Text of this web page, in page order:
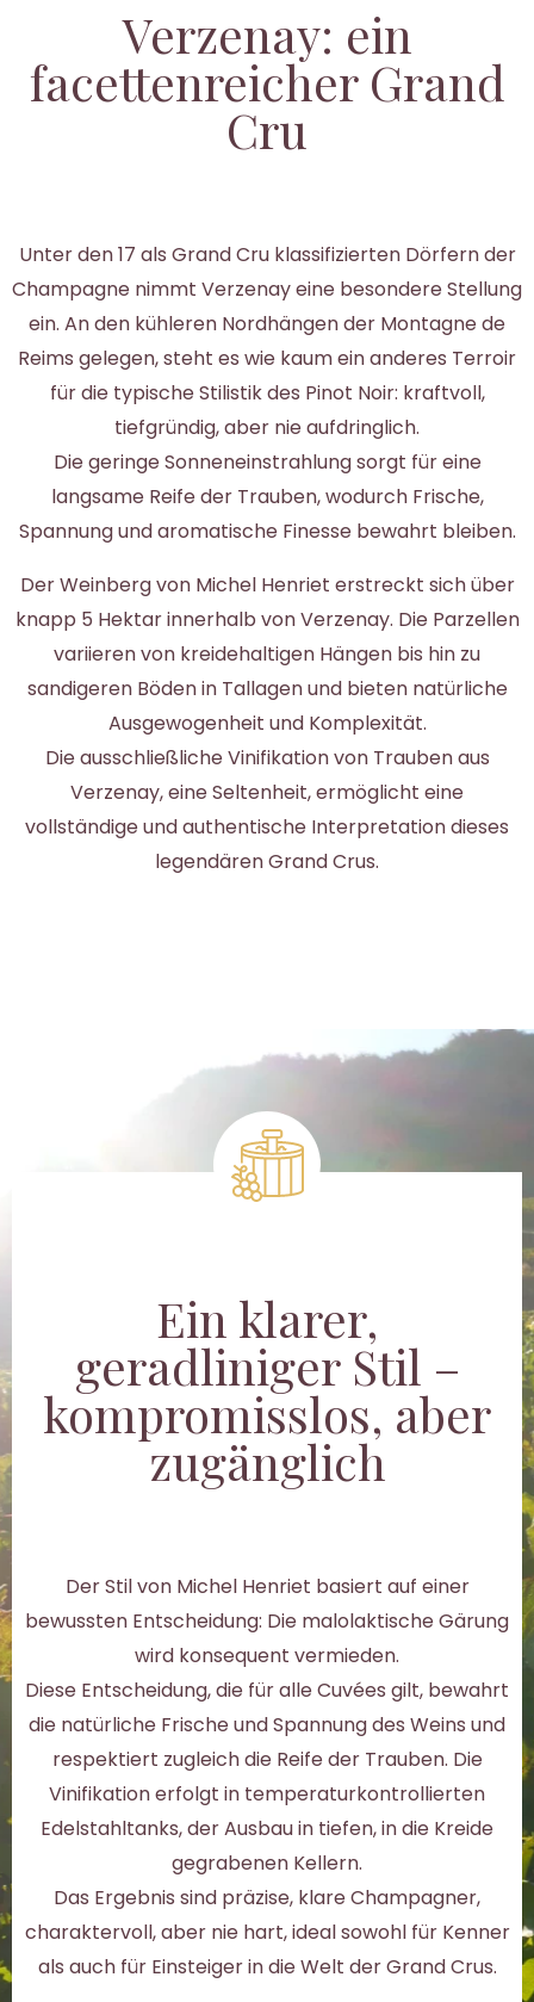
Verzenay: ein
facettenreicher Grand
Cru
Unter den 17 als Grand Cru klassifizierten Dörfern der
Champagne nimmt Verzenay eine besondere Stellung
ein. An den kühleren Nordhängen der Montagne de
Reims gelegen, steht es wie kaum ein anderes Terroir
für die typische Stilistik des Pinot Noir: kraftvoll,
tiefgründig, aber nie aufdringlich.
Die geringe Sonneneinstrahlung sorgt für eine
langsame Reife der Trauben, wodurch Frische,
Spannung und aromatische Finesse bewahrt bleiben.
Der Weinberg von Michel Henriet erstreckt sich über
knapp 5 Hektar innerhalb von Verzenay. Die Parzellen
variieren von kreidehaltigen Hängen bis hin zu
sandigeren Böden in Tallagen und bieten natürliche
Ausgewogenheit und Komplexität.
Die ausschließliche Vinifikation von Trauben aus
Verzenay, eine Seltenheit, ermöglicht eine
vollständige und authentische Interpretation dieses
legendären Grand Crus.
Ein klarer,
geradliniger Stil –
kompromisslos, aber
zugänglich
Der Stil von Michel Henriet basiert auf einer
bewussten Entscheidung: Die malolaktische Gärung
wird konsequent vermieden.
Diese Entscheidung, die für alle Cuvées gilt, bewahrt
die natürliche Frische und Spannung des Weins und
respektiert zugleich die Reife der Trauben. Die
Vinifikation erfolgt in temperaturkontrollierten
Edelstahltanks, der Ausbau in tiefen, in die Kreide
gegrabenen Kellern.
Das Ergebnis sind präzise, klare Champagner,
charaktervoll, aber nie hart, ideal sowohl für Kenner
als auch für Einsteiger in die Welt der Grand Crus.